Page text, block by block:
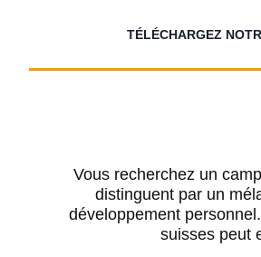
TÉLÉCHARGEZ
Vous recherchez un
distinguent par un
développement
suisses peut